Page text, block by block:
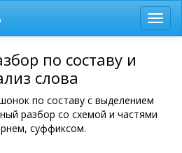
меню
по составу и
слова
по составу с выделением
разбор со схемой и частями
суффиксом.